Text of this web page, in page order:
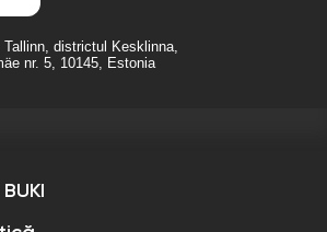
districtul Kesklinna,
nr. 5, 10145, Estonia